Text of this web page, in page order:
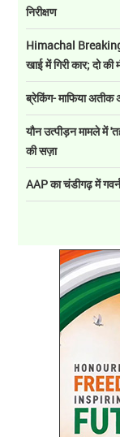
निरीक्षण
Himachal Breaking:
खाई में गिरी कार; दो की
ब्रेकिंग- माफिया
यौन उत्पीड़न मामले में
की सज़ा
AAP का चंडीगढ़ में